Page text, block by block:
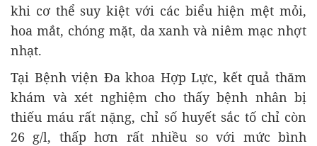
khi cơ thể suy kiệt với các biểu hiện mệt mỏi,
hoa mắt, chóng mặt, da xanh và niêm mạc nhợt
nhạt.
Tại Bệnh viện Đa khoa Hợp Lực, kết quả thăm
khám và xét nghiệm cho thấy bệnh nhân bị
thiếu máu rất nặng, chỉ số huyết sắc tố chỉ còn
26 g/l, thấp hơn rất nhiều so với mức bình